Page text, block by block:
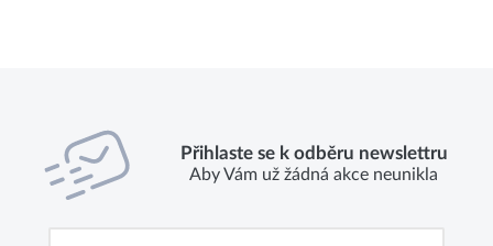
Přihlaste se k odběru newslettru
Aby Vám už žádná akce neunikla